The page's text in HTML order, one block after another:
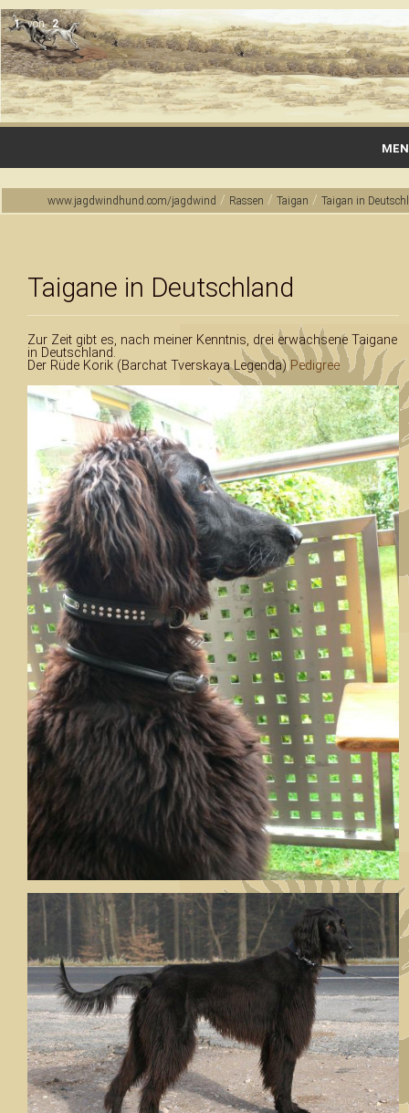
1 von 2
Startseite
Zucht & Haltung
Jagdausbildung
Wissenswerte - Links
www.jagdwindhund.com/jagdwind / Rassen / Taigan / Taigan in
Taigane in Deutschland
Zur Zeit gibt es, nach meiner Kenntnis, drei erwachsene Taigane
in Deutschland.
Der Rüde Korik (Barchat Tverskaya Legenda)Pedigree